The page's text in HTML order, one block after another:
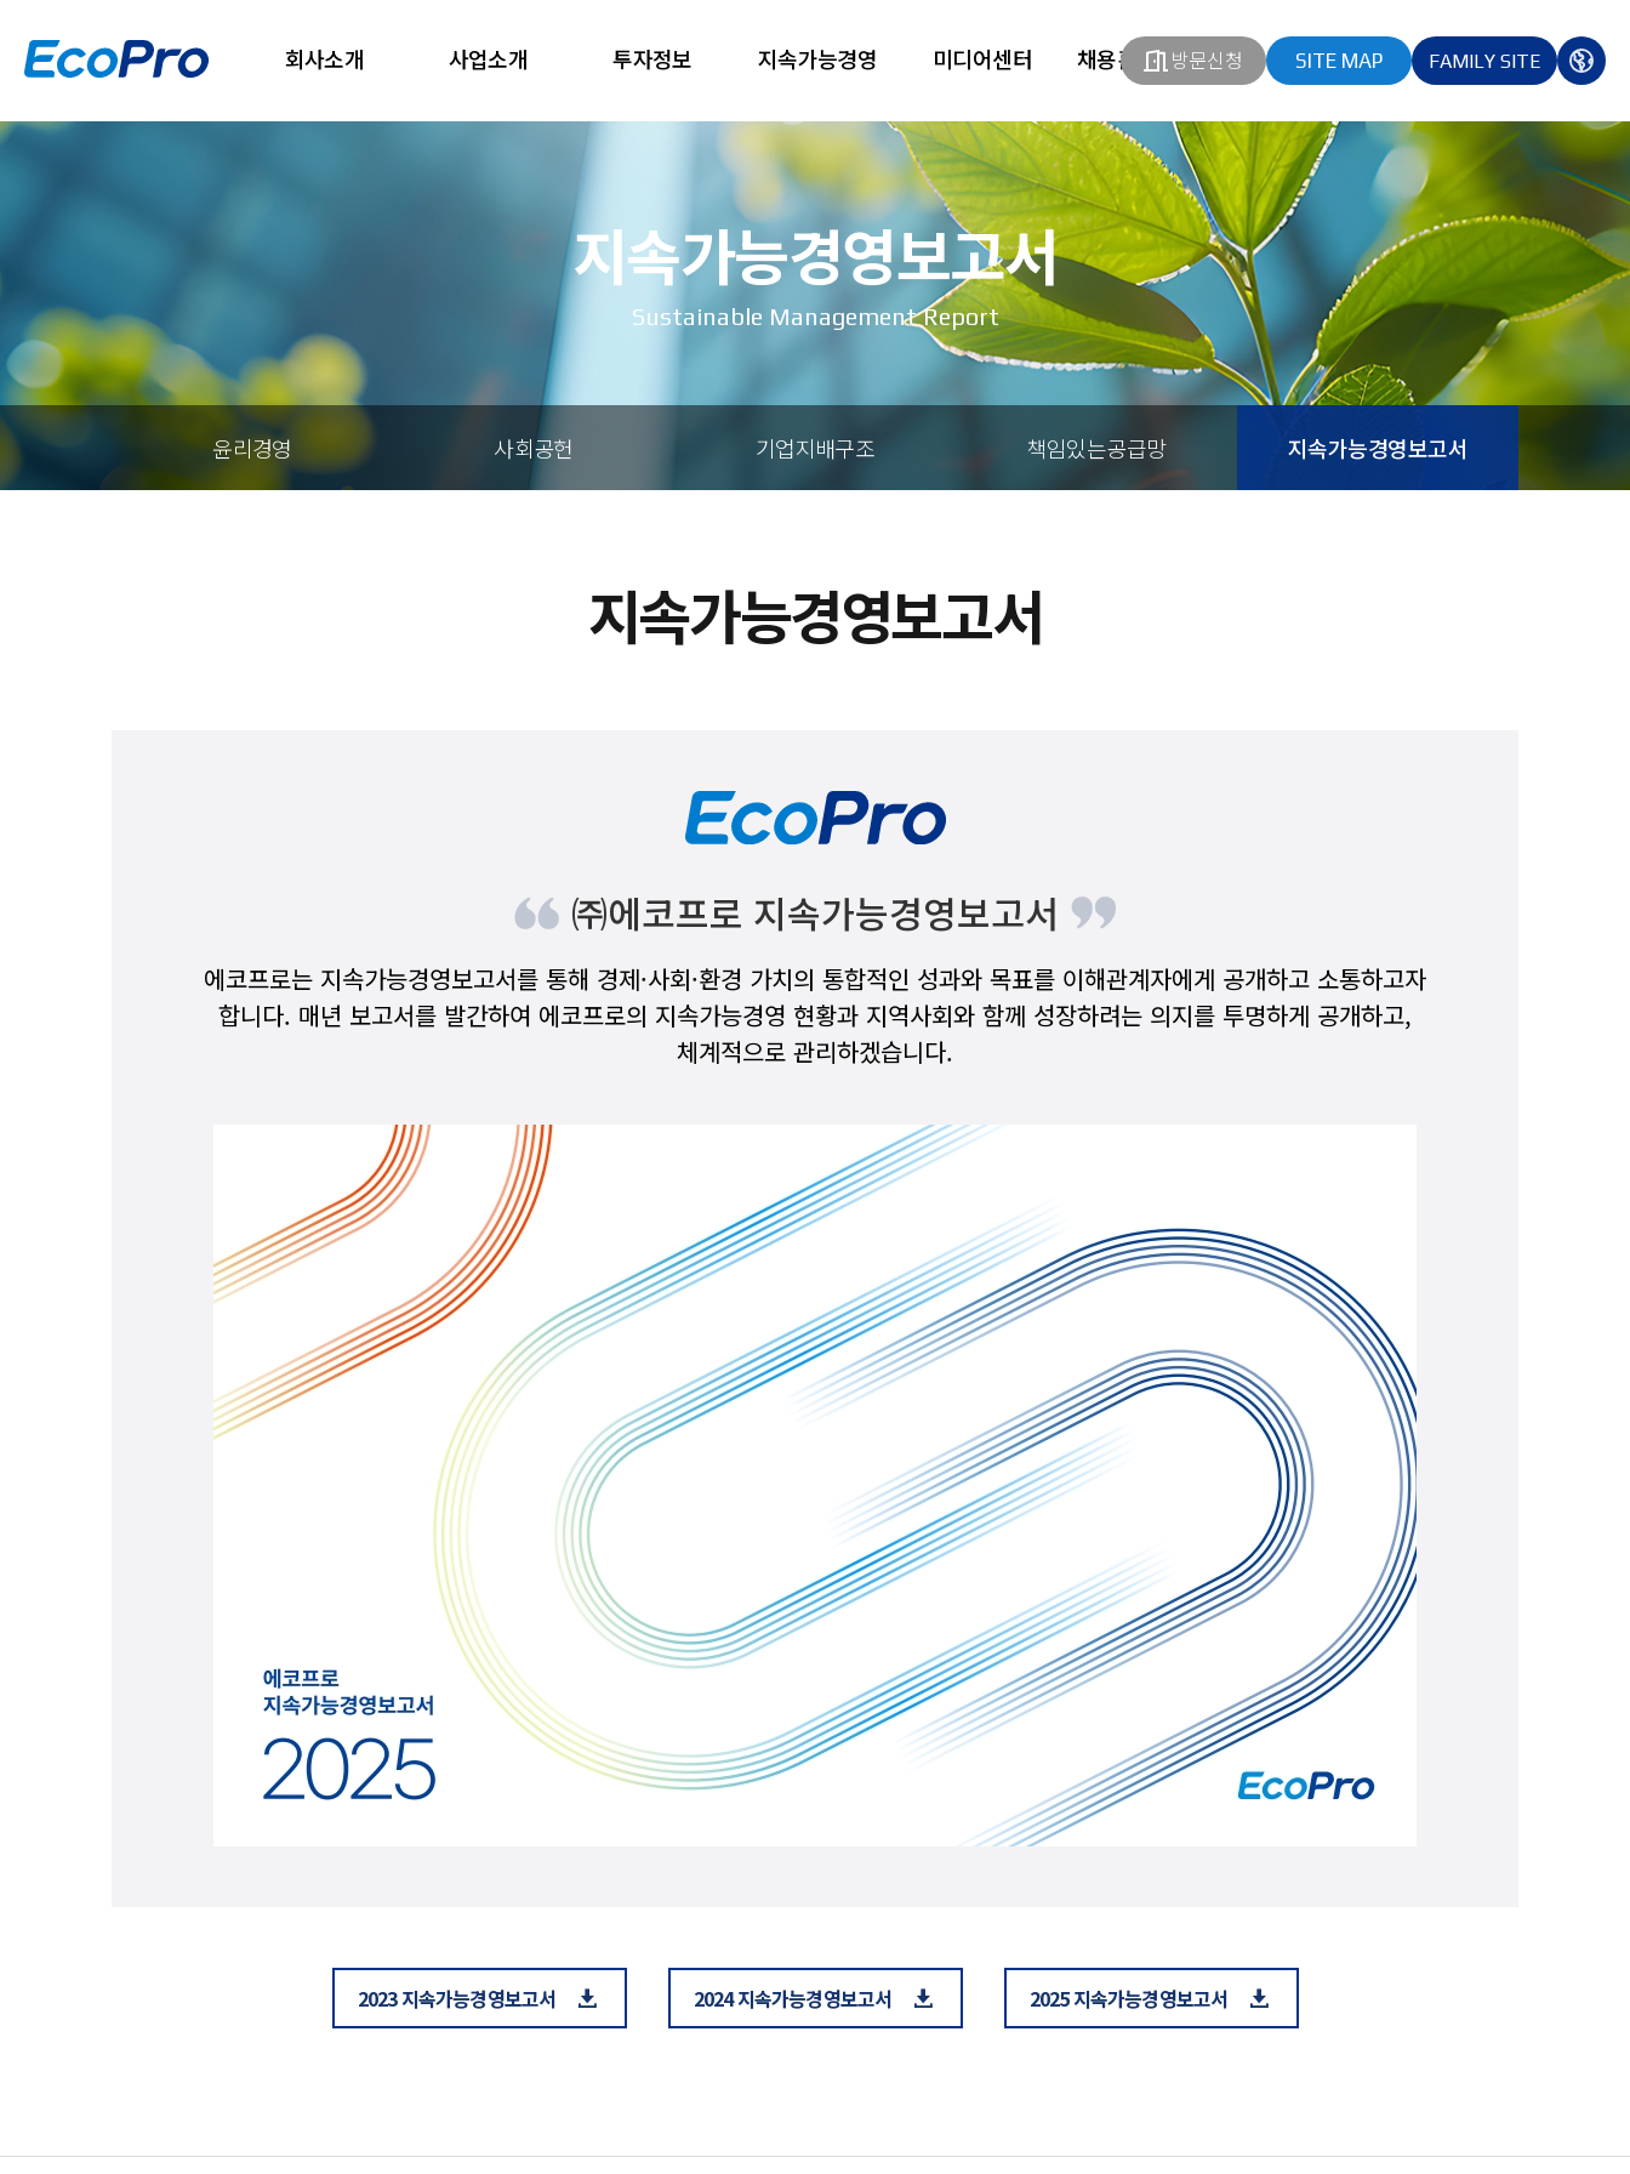
회사소개 사업소개 투자정보 지속가능경영 미디어센터 채용홈페이지방문신청 SITE MAP
열기 FAMILY SITE
열기
다국
지속가능경영보고서
Sustainable Management Report
윤리경영 사회공헌 기업지배구조 책임있는공급망 지속가능경영보고서
지속가능경영보고서
㈜에코프로 지속가능경영보고서
에코프로는 지속가능경영보고서를 통해 경제·사회·환경 가치의 통합적인 성과와 목표를 이해관계자에게 공개하고 소통하고자
합니다. 매년 보고서를 발간하여 에코프로의 지속가능경영 현황과 지역사회와 함께 성장하려는 의지를 투명하게 공개하고,
체계적으로 관리하겠습니다.
2023 지속가능경영보고서 2024 지속가능경영보고서 2025 지속가능경영보고서